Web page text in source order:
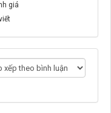
giá